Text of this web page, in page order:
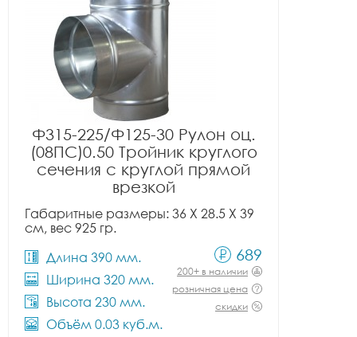
Ф315-225/Ф125-30 Рулон оц.
(08ПС)0.50 Тройник круглого
сечения с круглой прямой
врезкой
Габаритные размеры: 36 X 28.5 X 39
см, вес 925 гр.
Длина 390 мм.
Ширина 320 мм.
Высота 230 мм.
Объём 0.03 куб.м.
689
200+ в наличии
розничная цена
скидки